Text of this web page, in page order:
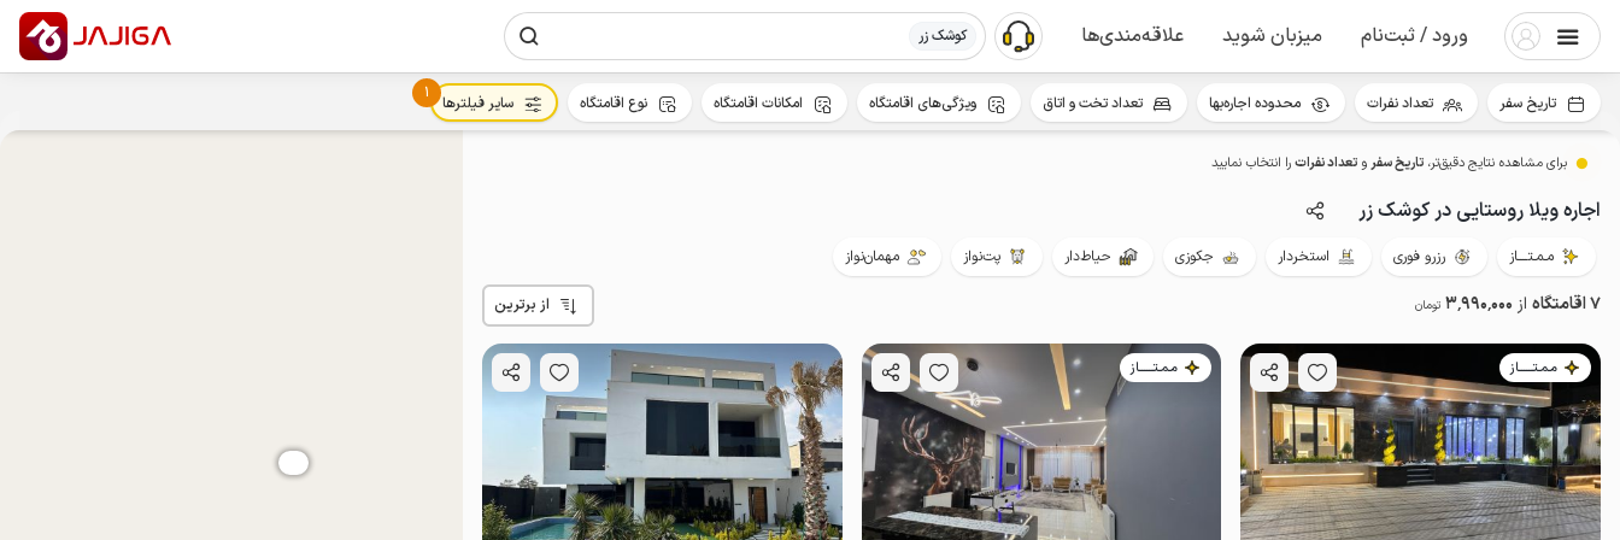
ورود / ثبت‌نام میزبان شوید علاقه‌مندی‌ها کوشک زر
برای مشاهده نتایج دقیق‌تر، تاریخ سفرو تعداد نفراترا انتخاب نمایید
اجاره ویلا روستایی در کوشک زر
مـمـتــــاز رزرو فوری استخردار جکوزی حیاط‌دار پت‌نواز مهمان‌نواز
7 اقامتگاه از 3٬990٬000 تومان از برترین
مـمـتــــــاز مـمـتــــــاز
تاریخ سفر تعداد نفرات محدوده اجاره‌بها تعداد تخت و اتاق ویژگی‌های اقامتگاه امکانات اقامتگاه نوع اقامتگاه
1
سایر فیلترها